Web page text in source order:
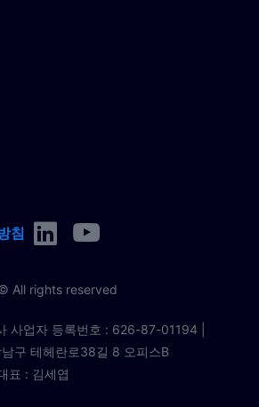
침
All rights reserved
사업자 등록번호 : 626-87-01194 |
구 테헤란로38길 8 오피스B
표 : 김세엽